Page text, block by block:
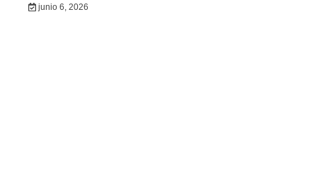
junio 6, 2026